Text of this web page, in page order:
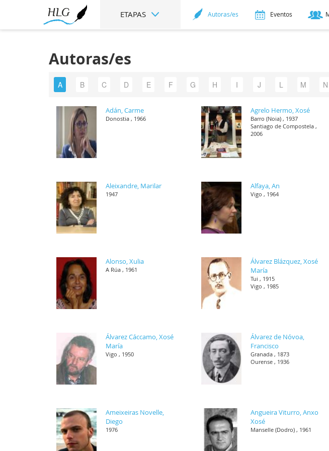
ETAPAS Autoras/es Eventos
Autoras/es
A B C D E F G H I J L M N
Adán, Carme
Donostia , 1966
Agrelo Hermo, Xosé
Barro (Noia) , 1937
Santiago de Compostela ,
2006
Aleixandre, Marilar
1947
Alfaya, An
Vigo , 1964
Alonso, Xulia
A Rúa , 1961
Álvarez Blázquez, Xosé
María
Tui , 1915
Vigo , 1985
Álvarez Cáccamo, Xosé
María
Vigo , 1950
Álvarez de Nóvoa,
Francisco
Granada , 1873
Ourense , 1936
Ameixeiras Novelle,
Diego
1976
Angueira Viturro, Anxo
Xosé
Manselle (Dodro) , 1961